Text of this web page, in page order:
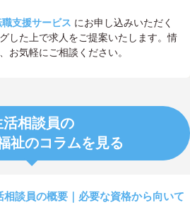
支援サービス にお申し込みいただく
した上で求人をご提案いたします。情
お気軽にご相談ください。
活相談員の
祉のコラムを見る
談員の概要｜必要な資格から向いて